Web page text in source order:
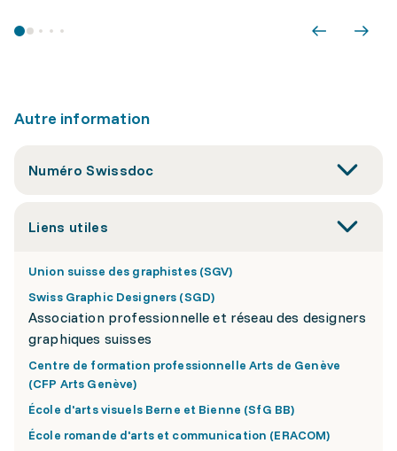
Autre information
Numéro Swissdoc
Liens utiles
Union suisse des graphistes (SGV)
Swiss Graphic Designers (SGD)
Association professionnelle et réseau des designers
graphiques suisses
Centre de formation professionnelle Arts de Genève
(CFP Arts Genève)
École d'arts visuels Berne et Bienne (SfG BB)
École romande d'arts et communication (ERACOM)